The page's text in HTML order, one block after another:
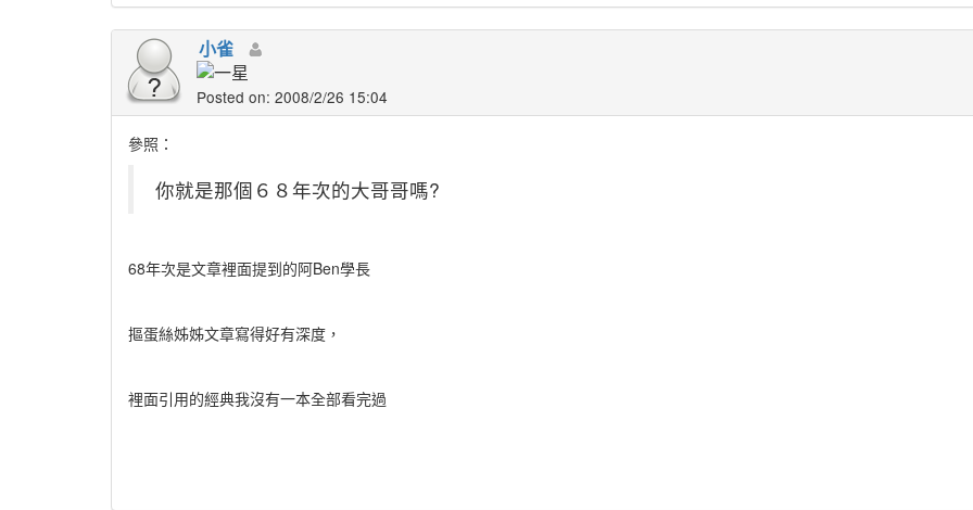
小雀
Posted on: 2008/2/26 15:04
參照：
你就是那個６８年次的大哥哥嗎?
68年次是文章裡面提到的阿Ben學長
摳蛋絲姊姊文章寫得好有深度，
裡面引用的經典我沒有一本全部看完過